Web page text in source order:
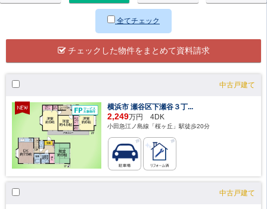
全てチェック
チェックした物件をまとめて資料請求
中古戸建て
横浜市 瀬谷区下瀬谷３丁...
2,249万円 4DK
小田急江ノ島線「桜ヶ丘」駅徒歩20分
中古戸建て